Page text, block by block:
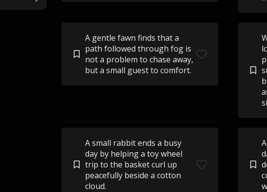
A gentle fawn finds that a
path followed through fog is
not a problem to chase away,
but a small guest to comfort.
A small rabbit ends a busy
day by helping a toy wheel
trip to the basket curl up
peacefully beside a cotton
cloud.